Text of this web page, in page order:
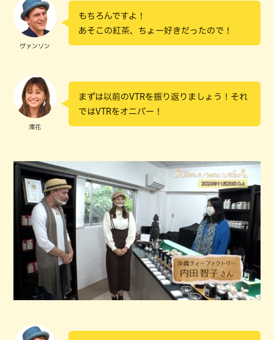
ヴァンソン
もちろんですよ！
あそこの紅茶、ちょー好きだったので！
澪花
まずは以前のVTRを振り返りましょう！それ
ではVTRをオニバー！